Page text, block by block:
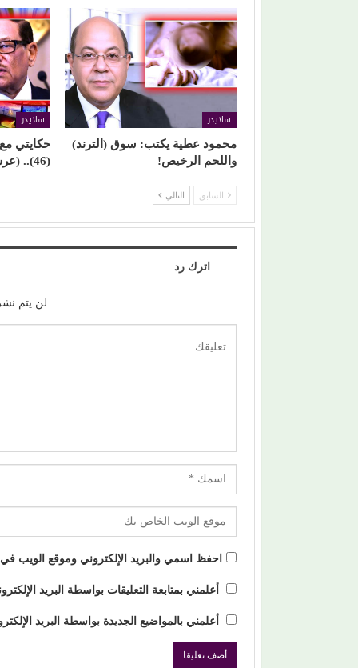
سلايدر
محمود عطية يكتب: سوق (الترند)
واللحم الرخيص!
سلايدر
حكايتي مع
(46).. (عرش صفوت الشريف – 1)
السابق التالي
اترك رد
لن يتم
احفظ اسمي والبريد الإلكتروني وموقع الويب
أعلمني بمتابعة التعليقات بواسطة البريد
أعلمني بالمواضيع الجديدة بواسطة البريد